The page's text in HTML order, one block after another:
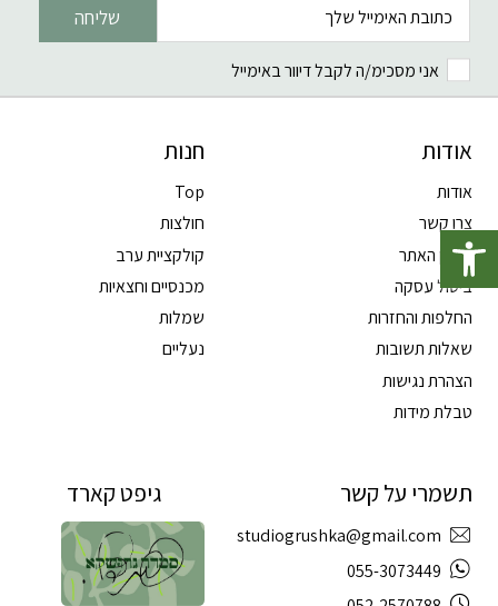
פתח סרגל נגישות
שליחה
אני מסכימ/ה לקבל דיוור באימייל
אודות
אודות
צרו קשר
תקנון האתר
ביטול עסקה
החלפות והחזרות
שאלות תשובות
הצהרת נגישות
טבלת מידות
חנות
Top
חולצות
קולקציית ערב
מכנסיים וחצאיות
שמלות
נעליים
תשמרי על קשר
studiogrushka@gmail.com
055-3073449
גיפט קארד